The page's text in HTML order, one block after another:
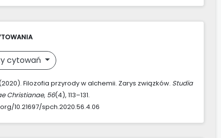
cytowań
Filozofia przyrody w alchemii. Zarys związków. Studia
Christianae, 56(4), 113–131.
10.21697/spch.2020.56.4.06